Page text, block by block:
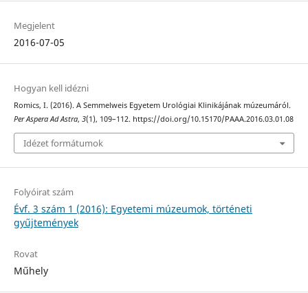
Megjelent
2016-07-05
Hogyan kell idézni
Romics, I. (2016). A Semmelweis Egyetem Urológiai Klinikájának múzeumáról.
Per Aspera Ad Astra, 3(1), 109–112. https://doi.org/10.15170/PAAA.2016.03.01.08
Idézet formátumok
Folyóirat szám
Évf. 3 szám 1 (2016): Egyetemi múzeumok, történeti
gyűjtemények
Rovat
Műhely